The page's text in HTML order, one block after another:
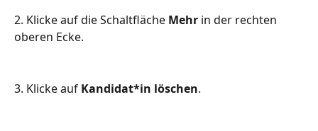
2. Klicke auf die Schaltfläche Mehr in der rechten
oberen Ecke.
3. Klicke auf Kandidat*in löschen.